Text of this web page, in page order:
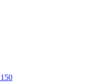
150